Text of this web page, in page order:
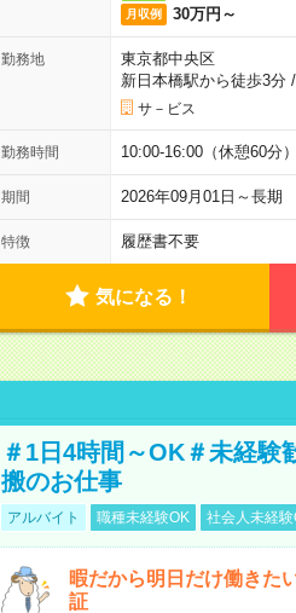
月収例 30万円～
勤務地
東京都中央区
新日本橋駅から徒歩3分/
サ－ビス
勤務時間 10:00-16:00（休憩60分
期間 2026年09月01日～長
特徴 履歴書不要
気になる！
＃1日4時間～OK＃未経験
搬のお仕事
アルバイト 職種未経験OK 社会人未経験
暇だから明日だけ働きた
証